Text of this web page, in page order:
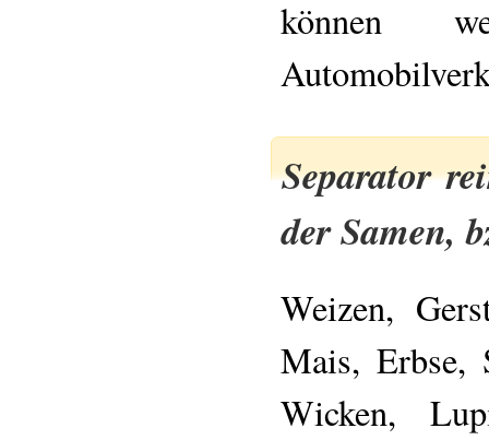
können
Separator
der Samen,
Weizen,
Mais, Erbse,
Wicken,